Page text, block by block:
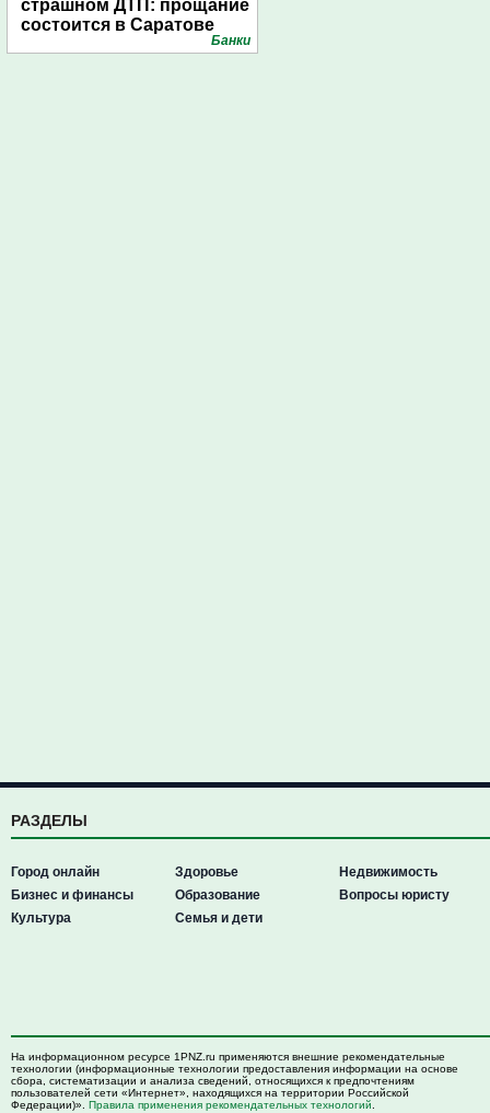
страшном ДТП: прощание
состоится в Саратове
Банки
РАЗДЕЛЫ
Город онлайн
Бизнес и финансы
Культура
Здоровье
Образование
Семья и дети
Недвижимость
Вопросы юристу
На информационном ресурсе 1PNZ.ru применяются внешние рекомендательные
технологии (информационные технологии предоставления информации на основе
сбора, систематизации и анализа сведений, относящихся к предпочтениям
пользователей сети «Интернет», находящихся на территории Российской
Федерации)». Правила применения рекомендательных технологий